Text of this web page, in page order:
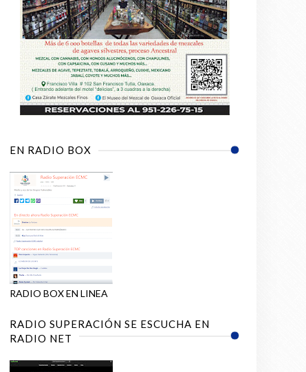
EN RADIO BOX
RADIO BOX EN LINEA
RADIO SUPERACIÓN SE ESCUCHA EN
RADIO NET